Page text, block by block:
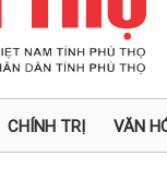
CHÍNH TRỊ VĂN